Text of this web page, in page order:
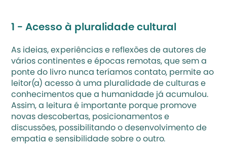
1 - Acesso à pluralidade cultural
As ideias, experiências e reflexões de autores de
vários continentes e épocas remotas, que sem a
ponte do livro nunca teríamos contato, permite ao
leitor(a) acesso à uma pluralidade de culturas e
conhecimentos que a humanidade já acumulou.
Assim, a leitura é importante porque promove
novas descobertas, posicionamentos e
discussões, possibilitando o desenvolvimento de
empatia e sensibilidade sobre o outro.